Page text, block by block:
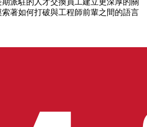
著如何打破與工程師前輩之間的語言